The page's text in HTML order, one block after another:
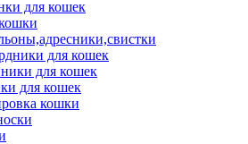
для кошек
для кошек
для кошек
для кошек
кошки